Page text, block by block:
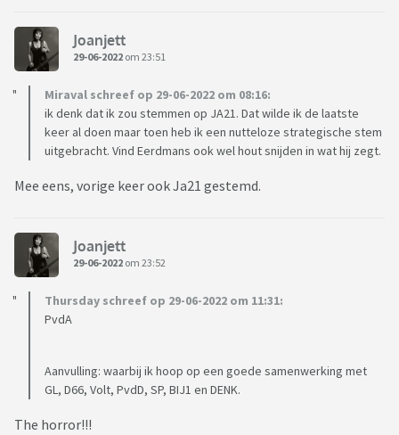
Joanjett
29-06-2022 om 23:51
Miraval schreef op 29-06-2022 om 08:16:
ik denk dat ik zou stemmen op JA21. Dat wilde ik de laatste
keer al doen maar toen heb ik een nutteloze strategische stem
uitgebracht. Vind Eerdmans ook wel hout snijden in wat hij zegt.
Mee eens, vorige keer ook Ja21 gestemd.
Joanjett
29-06-2022 om 23:52
Thursday schreef op 29-06-2022 om 11:31:
PvdA
Aanvulling: waarbij ik hoop op een goede samenwerking met
GL, D66, Volt, PvdD, SP, BIJ1 en DENK.
The horror!!!